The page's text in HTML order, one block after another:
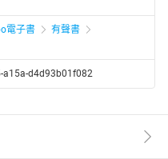
電子書
有聲書
a15a-d4d93b01f082